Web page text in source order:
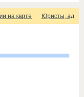
на карте Юристы,